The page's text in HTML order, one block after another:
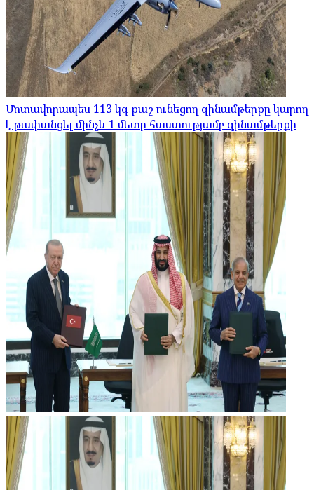
Մոտավորապես 113 կգ քաշ ունեցող զինամթերքը կարող
է թափանցել մինչև 1 մետր հաստությամբ զինամթերքի